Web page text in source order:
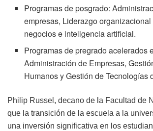
Programas de posgrado:
empresas, Liderazgo
negocios e inteligencia artificial.
Programas de pregrado acelerados
Administración de Empresas,
Humanos y Gestión de Tecnologías
Philip Russel, decano de la Facultad de
que la transición de la escuela a la
una inversión significativa en los